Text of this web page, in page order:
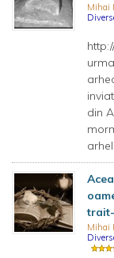
Mihai
din
Mihai